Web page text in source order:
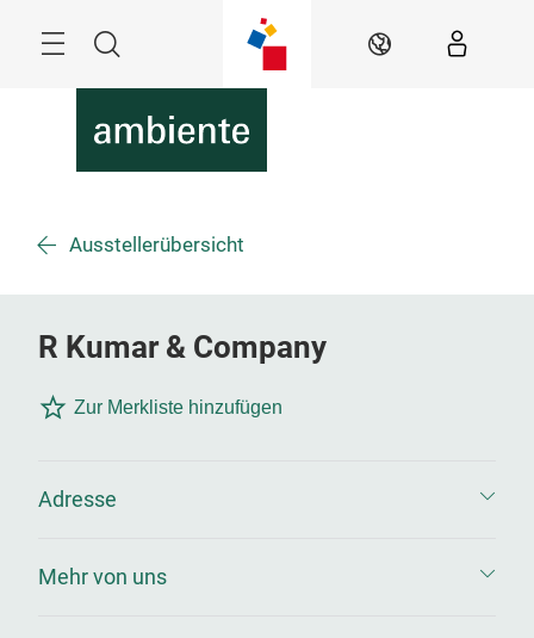
Suche DE
Ausstellerübersicht
R Kumar & Company
Zur Merkliste hinzufügen
Adresse
Mehr von uns